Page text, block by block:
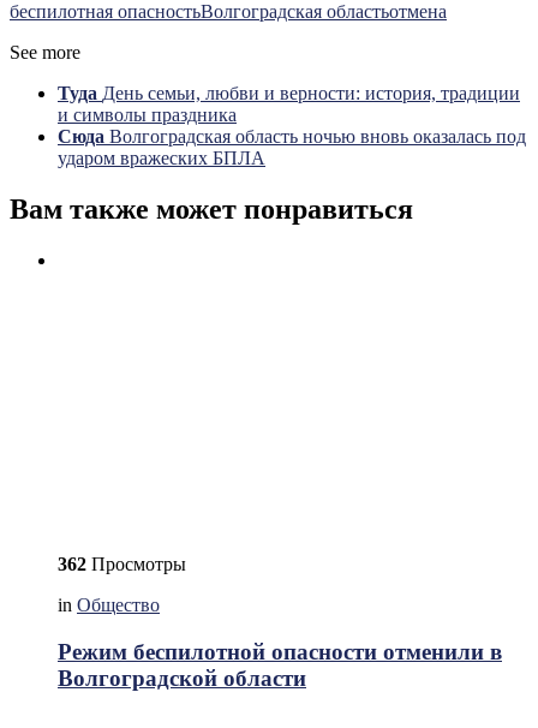
беспилотная опасностьВолгоградская областьотмена
See more
Туда День семьи, любви и верности: история, традиции
и символы праздника
Сюда Волгоградская область ночью вновь оказалась под
ударом вражеских БПЛА
Вам также может понравиться
362 Просмотры
in Общество
Режим беспилотной опасности отменили в
Волгоградской области